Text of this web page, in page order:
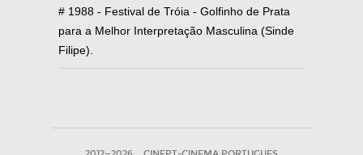
# 1988 - Festival de Tróia - Golfinho de Prata
para a Melhor Interpretação Masculina (Sinde
Filipe).